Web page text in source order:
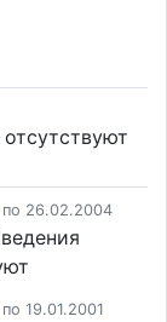
по 26.02.2004
19.01.2001